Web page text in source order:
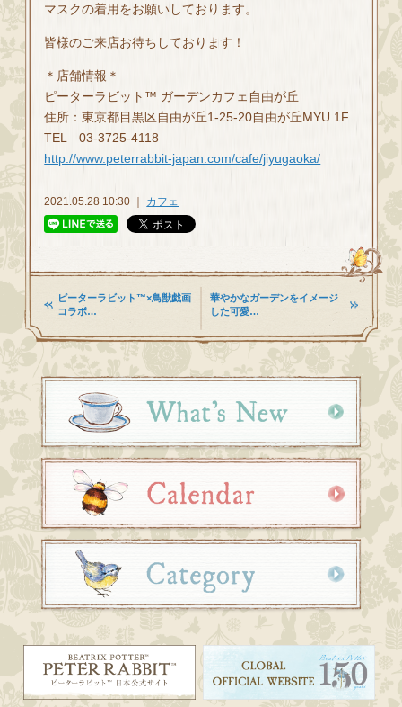
マスクの着用をお願いしております。
皆様のご来店お待ちしております！
＊店舗情報＊
ピーターラビット™ ガーデンカフェ自由が丘
住所：東京都目黒区自由が丘1-25-20自由が丘MYU 1F
TEL 03-3725-4118
http://www.peterrabbit-japan.com/cafe/jiyugaoka/
2021.05.28 10:30 ｜ カフェ
ピーターラビット™×鳥獣戯画
コラボ…
華やかなガーデンをイメージ
した可愛…